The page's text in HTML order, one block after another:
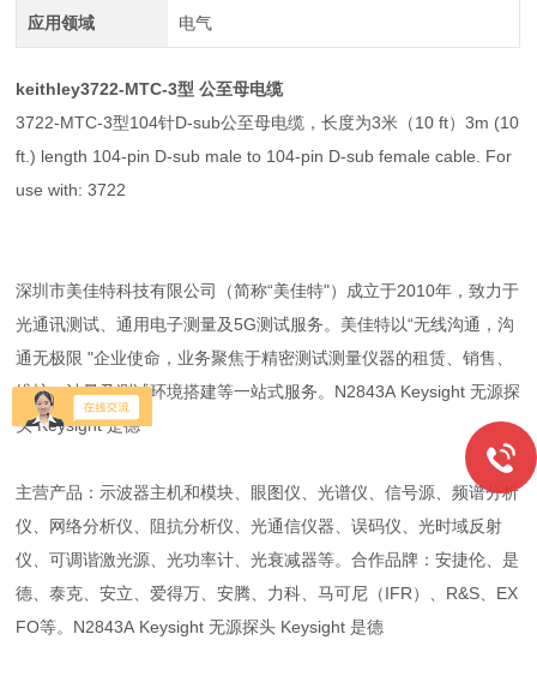
应用领域 电气
keithley3722-MTC-3型 公至母电缆
3722-MTC-3型104针D-sub公至母电缆，长度为3米（10 ft）3m (10
ft.) length 104-pin D-sub male to 104-pin D-sub female cable. For
use with: 3722
深圳市美佳特科技有限公司（简称“美佳特"）成立于2010年，致力于
光通讯测试、通用电子测量及5G测试服务。美佳特以“无线沟通，沟
通无极限 "企业使命，业务聚焦于精密测试测量仪器的租赁、销售、
维护、计量及测试环境搭建等一站式服务。N2843A Keysight 无源探
头 Keysight 是德
主营产品：示波器主机和模块、眼图仪、光谱仪、信号源、频谱分析
仪、网络分析仪、阻抗分析仪、光通信仪器、误码仪、光时域反射
仪、可调谐激光源、光功率计、光衰减器等。合作品牌：安捷伦、是
德、泰克、安立、爱得万、安腾、力科、马可尼（IFR）、R&S、EX
FO等。N2843A Keysight 无源探头 Keysight 是德